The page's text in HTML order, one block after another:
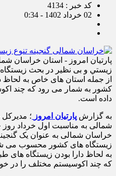
کد خبر : 4134
02 خرداد 1402 - 0:34
پارتیان امروز - استان خراسان
زيستي و بی نظير در بحث
از جمله استان های خاص به لحاظ
كشور به شمار می رود كه چند
داده است.
به گزارش پارتیان امروز ؛
شمالی به مناسبت اول خرداد
خراسان شمالی به عنوان یک
زیستگاه های کشور محسوب می
به لحاظ دارا بودن زیستگاه های
که چند اکوسیستم مختلف را در